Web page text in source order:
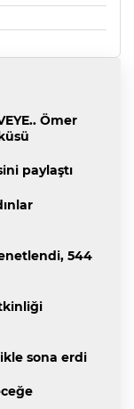
Ömer
paylaştı
544
sona erdi